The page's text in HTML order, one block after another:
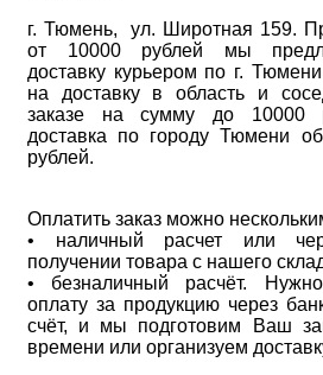
г. Тюмень, ул. Широтная 159.
от 10000 рублей мы
доставку курьером по г.
на доставку в область и
заказе на сумму до 10000
доставка по городу Тюмени
рублей.
Оплатить заказ можно
• наличный расчет или
получении товара с нашего
• безналичный расчёт.
оплату за продукцию через
счёт, и мы подготовим Ваш
времени или организуем